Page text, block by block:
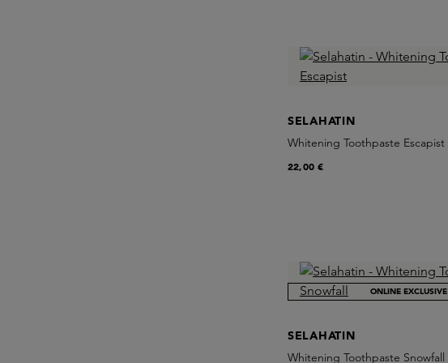
SELAHATIN
Whitening Toothpaste Escapist
22,00 €
ONLINE EXCLUSIVE
SELAHATIN
Whitening Toothpaste Snowfall